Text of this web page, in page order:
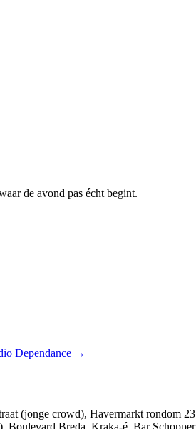
de avond pas écht begint.
Dependance →
(jonge crowd), Havermarkt rondom
Breda, Kraka-é, Bar